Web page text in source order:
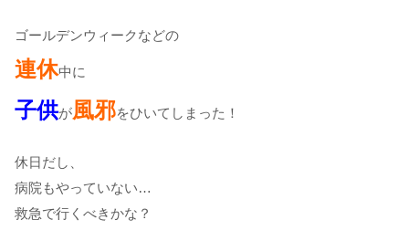
ゴールデンウィークなどの
連休中に
子供が風邪をひいてしまった！
休日だし、
病院もやっていない…
救急で行くべきかな？